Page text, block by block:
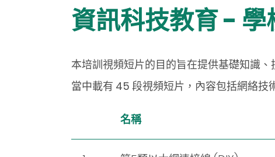
資訊科技教育 -
本培訓視頻短片的目的旨在提供基礎知識
當中載有 45 段視頻短片，內容包括網絡技
名稱